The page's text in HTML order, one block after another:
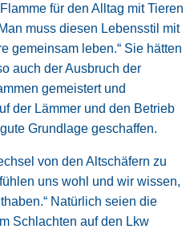
für den Alltag mit Tieren
muss diesen Lebensstil mit
gemeinsam leben.“ Sie hätten
auch der Ausbruch der
gemeistert und
der Lämmer und den Betrieb
Grundlage geschaffen.
von den Altschäfern zu
uns wohl und wir wissen,
Natürlich seien die
Schlachten auf den Lkw